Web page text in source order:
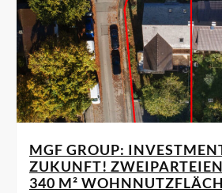
MGF GROUP:
ZUKUNFT!
340 M²